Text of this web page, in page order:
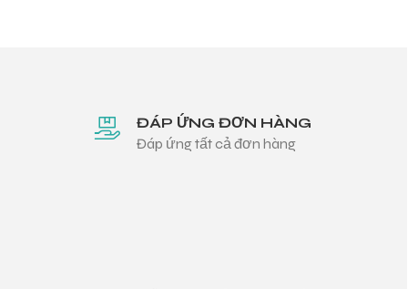
ĐÁP ỨNG ĐƠN HÀNG
Đáp ứng tất cả đơn hàng